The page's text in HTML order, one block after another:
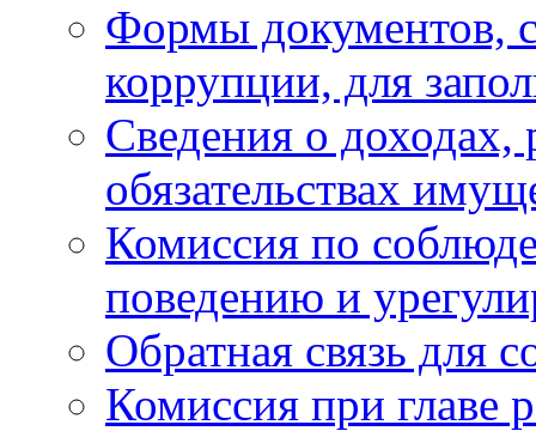
Формы документов,
коррупции, для
Сведения о доходах,
обязательствах
Комиссия по
поведению и
Обратная связь для
Комиссия при главе